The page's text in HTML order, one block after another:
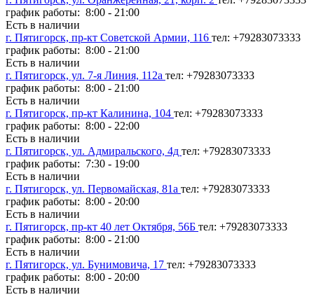
график работы: 8:00 - 21:00
Есть в наличии
г. Пятигорск, пр-кт Советской Армии, 116 тел: +79283073333
график работы: 8:00 - 21:00
Есть в наличии
г. Пятигорск, ул. 7-я Линия, 112а тел: +79283073333
график работы: 8:00 - 21:00
Есть в наличии
г. Пятигорск, пр-кт Калинина, 104 тел: +79283073333
график работы: 8:00 - 22:00
Есть в наличии
г. Пятигорск, ул. Адмиральского, 4д тел: +79283073333
график работы: 7:30 - 19:00
Есть в наличии
г. Пятигорск, ул. Первомайская, 81а тел: +79283073333
график работы: 8:00 - 20:00
Есть в наличии
г. Пятигорск, пр-кт 40 лет Октября, 56Б тел: +79283073333
график работы: 8:00 - 21:00
Есть в наличии
г. Пятигорск, ул. Бунимовича, 17 тел: +79283073333
график работы: 8:00 - 20:00
Есть в наличии